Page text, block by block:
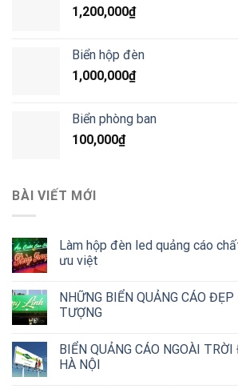
1,200,000₫
Biển hộp đèn
1,000,000₫
Biển phòng ban
100,000₫
BÀI VIẾT MỚI
Làm hộp đèn led quảng cáo
ưu việt
NHỮNG BIỂN QUẢNG CÁO
TƯỢNG
BIỂN QUẢNG CÁO NGOÀI
HÀ NỘI